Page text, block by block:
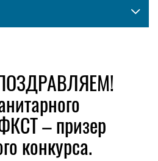
– призер
конкурса.